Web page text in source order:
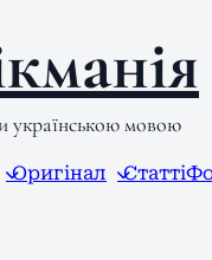
українською мовою
Оригінал Статті